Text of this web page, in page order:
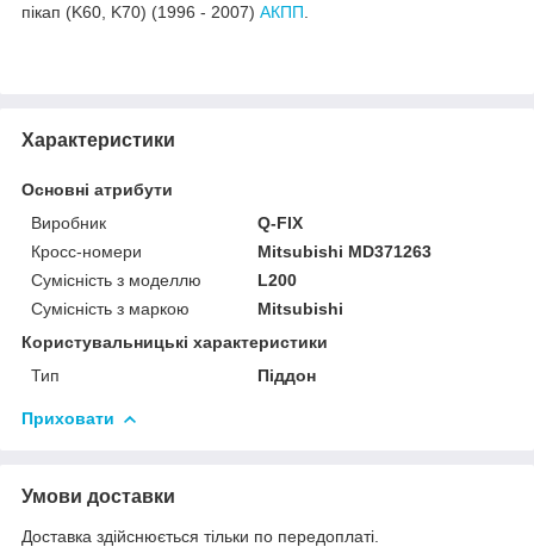
пікап (K60, K70) (1996 - 2007) АКПП
Характеристики
Основні атрибути
Виробник
Q-FIX
Кросс-номери
Mitsubishi MD371263
Сумісність з моделлю
L200
Сумісність з маркою
Mitsubishi
Користувальницькі характеристики
Тип
Піддон
Приховати
Умови доставки
Доставка здійснюється тільки по передоплаті.